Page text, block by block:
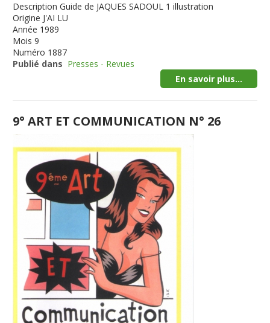
Description Guide de JAQUES SADOUL 1 illustration
Origine J'AI LU
Année 1989
Mois 9
Numéro 1887
Publié dans Presses - Revues
En savoir plus...
9° ART ET COMMUNICATION N° 26